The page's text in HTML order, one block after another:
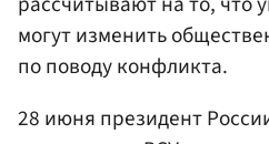
могут изменить
по поводу конфликта.
28 июня президент